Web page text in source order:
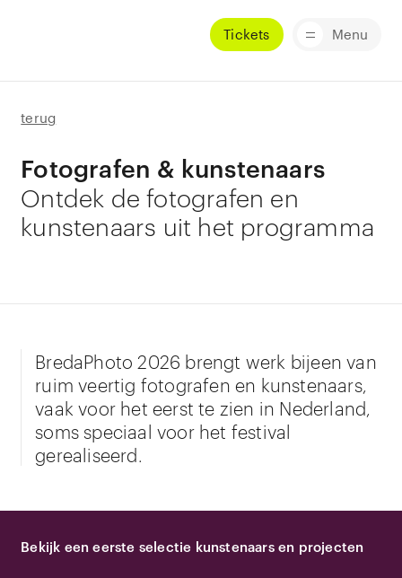
Tickets Menu
terug
Fotografen & kunstenaars
Ontdek de fotografen en
kunstenaars uit het programma
BredaPhoto 2026 brengt werk bijeen van
ruim veertig fotografen en kunstenaars,
vaak voor het eerst te zien in Nederland,
soms speciaal voor het festival
gerealiseerd.
Bekijk een eerste selectie kunstenaars en projecten